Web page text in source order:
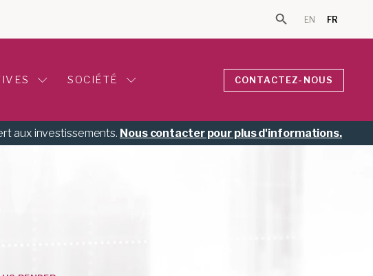
Search for:
Search Button
EN FR
SOCIÉTÉ CONTACTEZ-NOUS
aux investissements. Nous contacter pour plus d'informations.